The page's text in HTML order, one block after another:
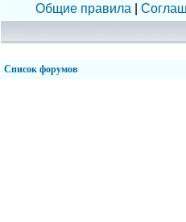
Общие правила |
Список форумов